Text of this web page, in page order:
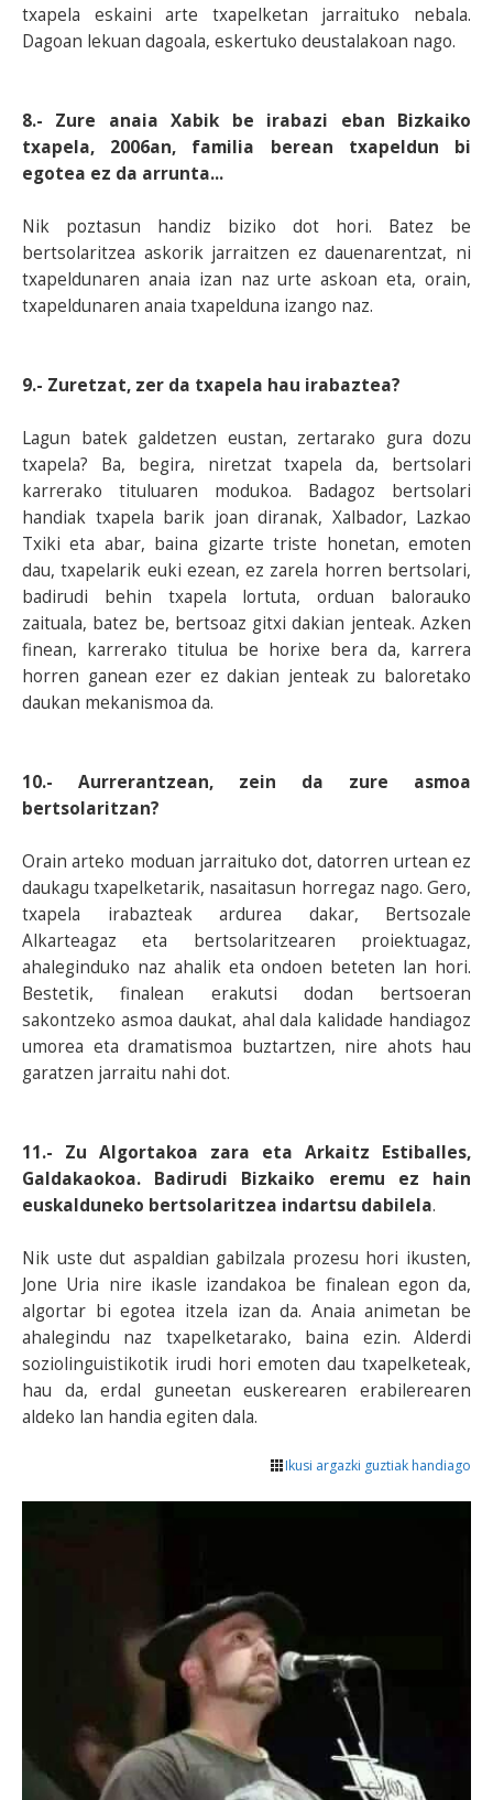
txapela eskaini arte txapelketan jarraituko nebala.
Dagoan lekuan dagoala, eskertuko deustalakoan nago.
8.- Zure anaia Xabik be irabazi eban Bizkaiko
txapela, 2006an, familia berean txapeldun bi
egotea ez da arrunta...
Nik poztasun handiz biziko dot hori. Batez be
bertsolaritzea askorik jarraitzen ez dauenarentzat, ni
txapeldunaren anaia izan naz urte askoan eta, orain,
txapeldunaren anaia txapelduna izango naz.
9.- Zuretzat, zer da txapela hau irabaztea?
Lagun batek galdetzen eustan, zertarako gura dozu
txapela? Ba, begira, niretzat txapela da, bertsolari
karrerako tituluaren modukoa. Badagoz bertsolari
handiak txapela barik joan diranak, Xalbador, Lazkao
Txiki eta abar, baina gizarte triste honetan, emoten
dau, txapelarik euki ezean, ez zarela horren bertsolari,
badirudi behin txapela lortuta, orduan balorauko
zaituala, batez be, bertsoaz gitxi dakian jenteak. Azken
finean, karrerako titulua be horixe bera da, karrera
horren ganean ezer ez dakian jenteak zu baloretako
daukan mekanismoa da.
10.- Aurrerantzean, zein da zure asmoa
bertsolaritzan?
Orain arteko moduan jarraituko dot, datorren urtean ez
daukagu txapelketarik, nasaitasun horregaz nago. Gero,
txapela irabazteak ardurea dakar, Bertsozale
Alkarteagaz eta bertsolaritzearen proiektuagaz,
ahaleginduko naz ahalik eta ondoen beteten lan hori.
Bestetik, finalean erakutsi dodan bertsoeran
sakontzeko asmoa daukat, ahal dala kalidade handiagoz
umorea eta dramatismoa buztartzen, nire ahots hau
garatzen jarraitu nahi dot.
11.- Zu Algortakoa zara eta Arkaitz Estiballes,
Galdakaokoa. Badirudi Bizkaiko eremu ez hain
euskalduneko bertsolaritzea indartsu dabilela.
Nik uste dut aspaldian gabilzala prozesu hori ikusten,
Jone Uria nire ikasle izandakoa be finalean egon da,
algortar bi egotea itzela izan da. Anaia animetan be
ahalegindu naz txapelketarako, baina ezin. Alderdi
soziolinguistikotik irudi hori emoten dau txapelketeak,
hau da, erdal guneetan euskerearen erabilerearen
aldeko lan handia egiten dala.
Ikusi argazki guztiak handiago